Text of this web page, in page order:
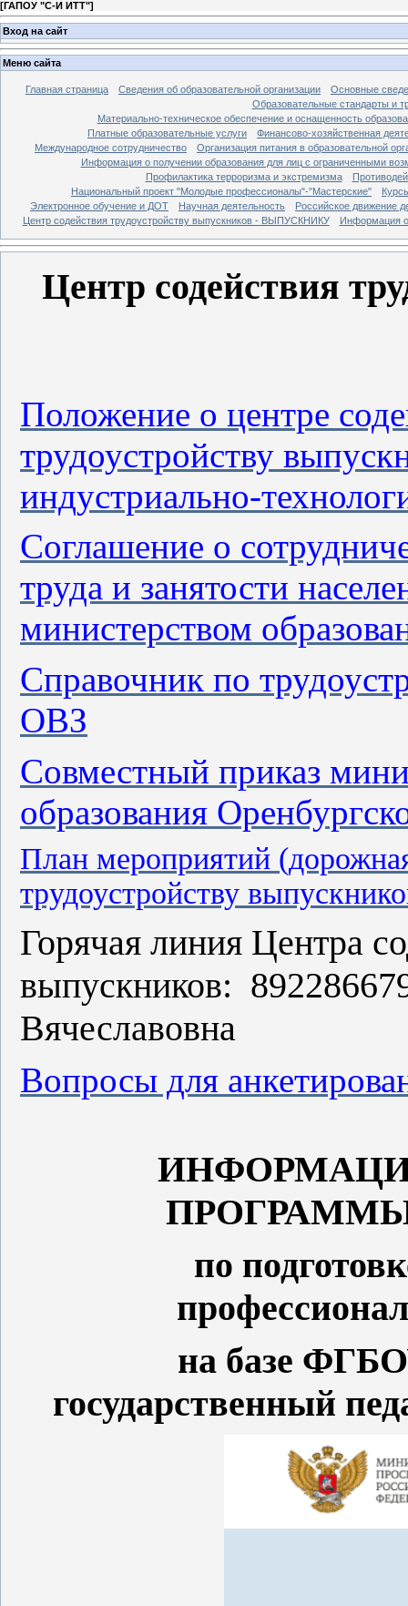
[ГАПОУ "С-И ИТТ"]
Вход на сайт
Меню сайта
Главная страница Сведения об образовательной организации
Основные
Образовательные стандарты и
Материально-техническое обеспечение и оснащенность
Платные образовательные услуги
Финансово-хозяйственная
Международное сотрудничество
Организация питания в образовательной
Информация о получении образования для лиц с ограниченными
Профилактика терроризма и экстремизма
Национальный проект "Молодые профессионалы"-"Мастерские"
Электронное обучение и ДОТ
Научная деятельность
Российское движение
Центр содействия трудоустройству выпускников - ВЫПУСКНИКУ
Информация о
Центр содействия
Положение о центре
трудоустройству
индустриально-
Соглашение о
труда и занятости
министерством
Справочник по
ОВЗ
Совместный приказ
образования
План мероприятий
трудоустройству
Горячая линия Центра
выпускников:
Вячеславовна
Вопросы для
по
на базе
государственный